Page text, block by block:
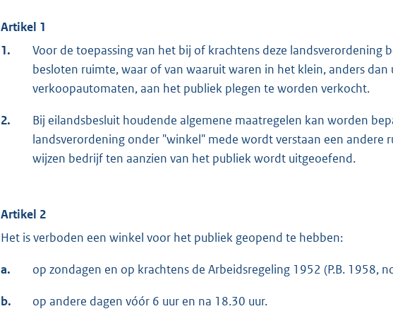
Artikel 1
1.
Voor de toepassing van het bij of krachtens deze landsverordening
besloten ruimte, waar of van waaruit waren in het klein, anders
verkoopautomaten, aan het publiek plegen te worden verkocht.
2.
Bij eilandsbesluit houdende algemene maatregelen kan worden
landsverordening onder "winkel" mede wordt verstaan een andere
wijzen bedrijf ten aanzien van het publiek wordt uitgeoefend.
Artikel 2
Het is verboden een winkel voor het publiek geopend te hebben:
a. op zondagen en op krachtens de Arbeidsregeling 1952 (P.B. 1958,
b. op andere dagen vóór 6 uur en na 18.30 uur.